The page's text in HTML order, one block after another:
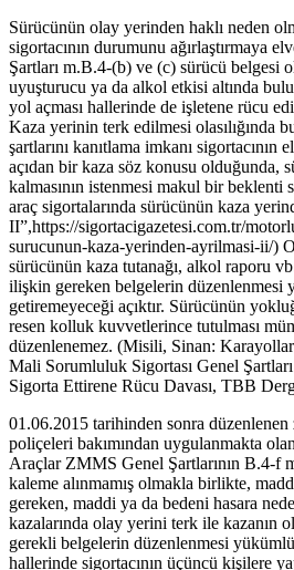
Sürücünün olay yerinden haklı neden
sigortacının durumunu ağırlaştırmaya
Şartları m.B.4-(b) ve (c) sürücü belgesi
uyuşturucu ya da alkol etkisi altında
yol açması hallerinde de işletene rücu
Kaza yerinin terk edilmesi olasılığında
şartlarını kanıtlama imkanı sigortacının
açıdan bir kaza söz konusu olduğunda,
kalmasının istenmesi makul bir
araç sigortalarında sürücünün kaza
II”,https://sigortacigazetesi.com.tr/
surucunun-kaza-yerinden-ayrilmasi-ii/)
sürücünün kaza tutanağı, alkol raporu
ilişkin gereken belgelerin düzenlenmesi
getiremeyeceği açıktır. Sürücünün
resen kolluk kuvvetlerince tutulması
düzenlenemez. (Misili, Sinan:
Mali Sorumluluk Sigortası Genel Şartları
Sigorta Ettirene Rücu Davası, TBB
01.06.2015 tarihinden sonra
poliçeleri bakımından uygulanmakta
Araçlar ZMMS Genel Şartlarının B.4-f
kaleme alınmamış olmakla birlikte,
gereken, maddi ya da bedeni hasara
kazalarında olay yerini terk ile kazanın
gerekli belgelerin düzenlenmesi
hallerinde sigortacının üçüncü kişilere